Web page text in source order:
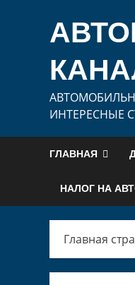
содержимому
ИНТЕРЕСНЫЕ
ГЛАВНАЯ
НАЛОГ НА
Главная